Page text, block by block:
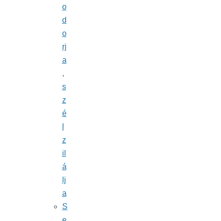
o
d
o
rj
a
,
s
z
é
z
il
á
lj
a
S